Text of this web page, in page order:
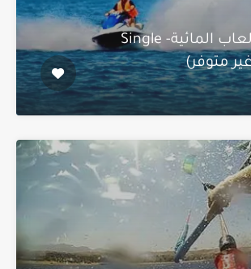
عرض في الألعاب المائية- Single